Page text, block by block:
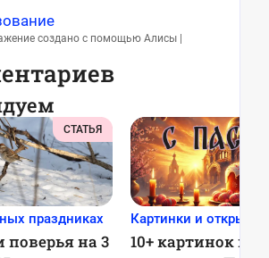
создано с помощью Алисы |
СТАТЬЯ
праздниках
на 3
Картинки и открытки
10+ картинок и